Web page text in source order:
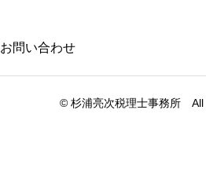
お問い合わせ
© 杉浦亮次税理士事務所 All